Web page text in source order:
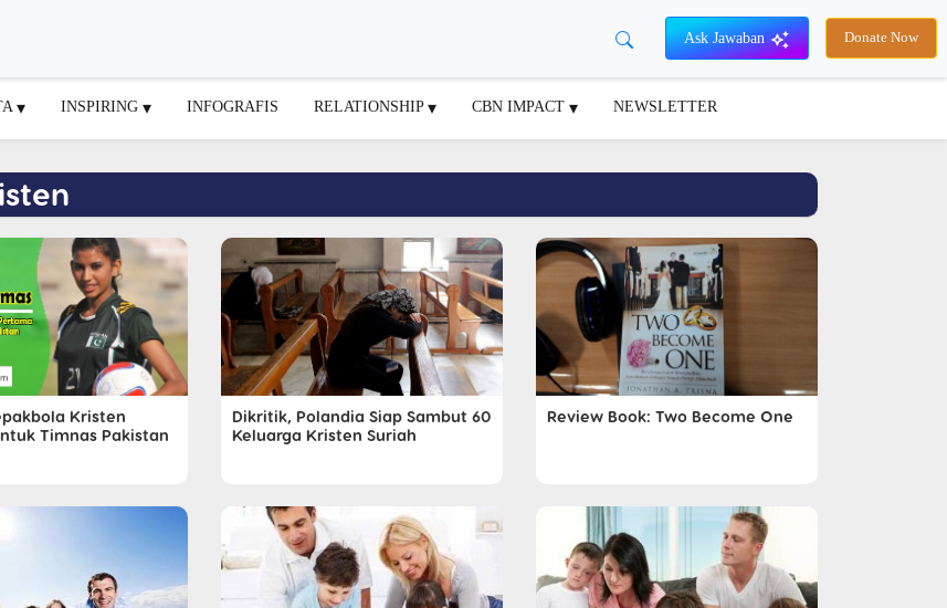
Ask Jawaban Donate Now
INSPIRING INFOGRAFIS RELATIONSHIP CBN IMPACT NEWSLETTER
Kristen
Timnas Pakistan
Dikritik, Polandia Siap Sambut 60
Keluarga Kristen Suriah
Review Book: Two Become One